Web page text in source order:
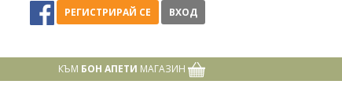
РЕГИСТРИРАЙ СЕ ВХОД
КЪМ БОН АПЕТИ МАГАЗИН